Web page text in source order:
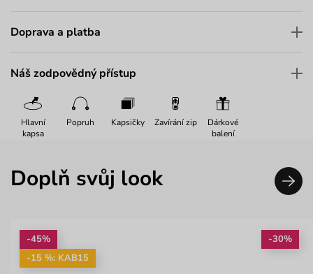
Doprava a platba
Náš zodpovědný přístup
Hlavní
kapsa
Popruh Kapsičky Zavírání zip
Dárkové
balení
Doplň svůj look
-45%
-15 %: KAB15
-30%